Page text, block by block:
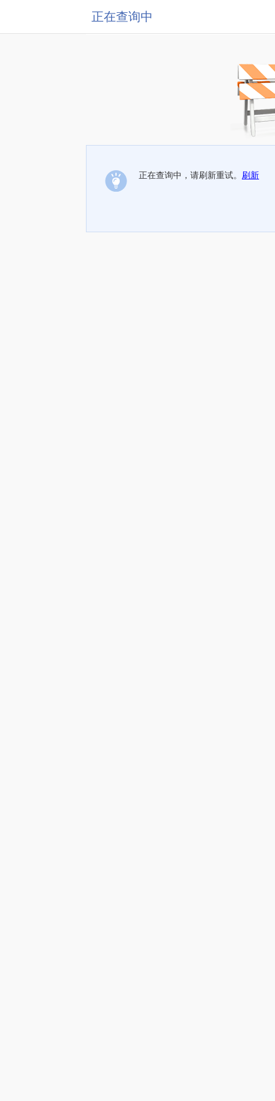
正在查询中
正在查询中，请刷新重试。 刷新